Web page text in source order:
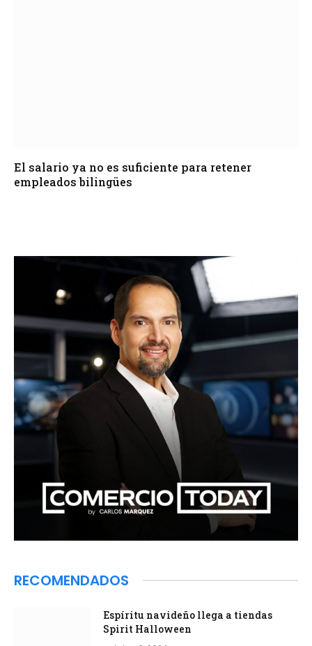
El salario ya no es suficiente para retener
empleados bilingües
RECOMENDADOS
Espíritu navideño llega a tiendas
Spirit Halloween